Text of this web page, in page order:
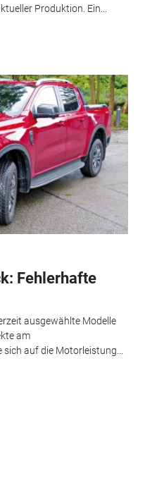
Produktion. Ein...
Fehlerhafte
ausgewählte Modelle
am
auf die Motorleistung...